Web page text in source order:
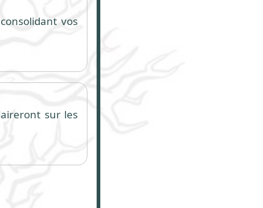
vos
sur les